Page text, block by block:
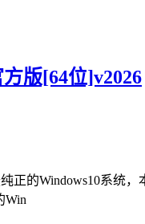
版[64位]v2026
的Windows10系统
Win